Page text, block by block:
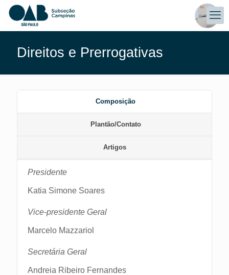
Direitos e Prerrogativas
Composição
Plantão/Contato
Artigos
Presidente
Katia Simone Soares
Vice-presidente Geral
Marcelo Mazzariol
Secretária Geral
Andreia Ribeiro Fernandes